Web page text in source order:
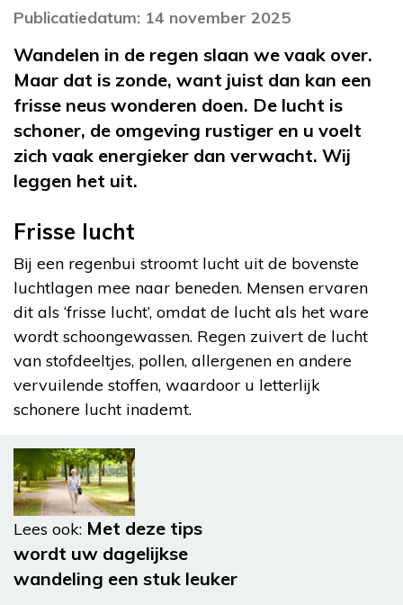
Publicatiedatum: 14 november 2025
Wandelen in de regen slaan we vaak over.
Maar dat is zonde, want juist dan kan een
frisse neus wonderen doen. De lucht is
schoner, de omgeving rustiger en u voelt
zich vaak energieker dan verwacht. Wij
leggen het uit.
Frisse lucht
Bij een regenbui stroomt lucht uit de bovenste
luchtlagen mee naar beneden. Mensen ervaren
dit als ‘frisse lucht’, omdat de lucht als het ware
wordt schoongewassen. Regen zuivert de lucht
van stofdeeltjes, pollen, allergenen en andere
vervuilende stoffen, waardoor u letterlijk
schonere lucht inademt.
Lees ook: Met deze tips
wordt uw dagelijkse
wandeling een stuk leuker